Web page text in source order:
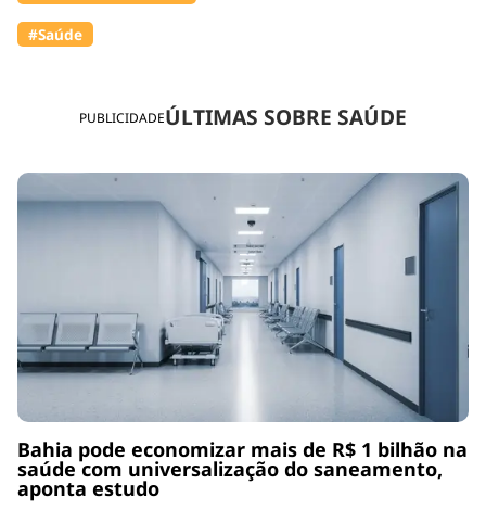
PUBLICIDADEÚLTIMAS SOBRE SAÚDE
Bahia pode economizar mais de R$ 1 bilhão na
saúde com universalização do saneamento,
aponta estudo
#Saúde